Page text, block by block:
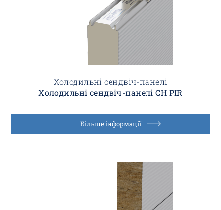
Холодильні сендвіч-панелі
Холодильні сендвіч-панелі CH PIR
Більше інформації